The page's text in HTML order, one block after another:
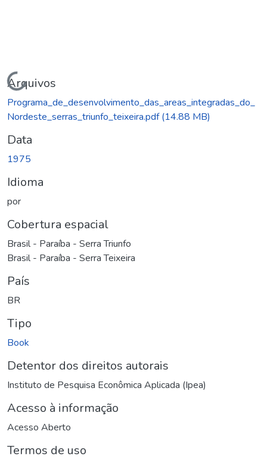
Arquivos
Programa_de_desenvolvimento_das_areas_integradas_do_
Nordeste_serras_triunfo_teixeira.pdf(14.88 MB)
Data
1975
Idioma
por
Cobertura espacial
Brasil - Paraíba - Serra Triunfo
Brasil - Paraíba - Serra Teixeira
País
BR
Tipo
Book
Detentor dos direitos autorais
Instituto de Pesquisa Econômica Aplicada (Ipea)
Acesso à informação
Acesso Aberto
Termos de uso